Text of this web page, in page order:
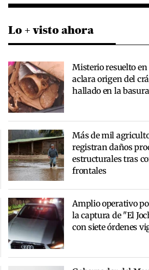
Lo + visto ahora
Misterio resuelto en
aclara origen del
hallado en la basura
Más de mil
registran daños
estructurales tras
frontales
Amplio operativo
la captura de "El
con siete órdenes